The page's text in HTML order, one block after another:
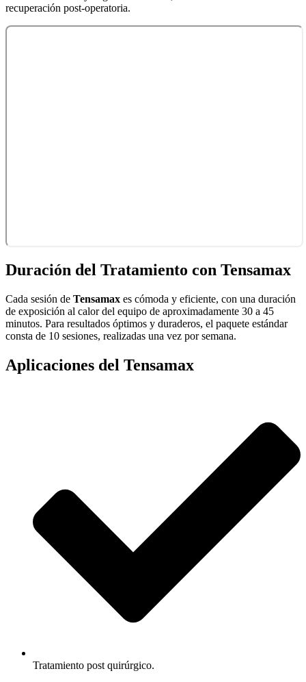
recuperación post-operatoria.
Duración del Tratamiento con Tensamax
Cada sesión de Tensamax es cómoda y eficiente, con una duración
de exposición al calor del equipo de aproximadamente 30 a 45
minutos. Para resultados óptimos y duraderos, el paquete estándar
consta de 10 sesiones, realizadas una vez por semana.
Aplicaciones del Tensamax
Tratamiento post quirúrgico.